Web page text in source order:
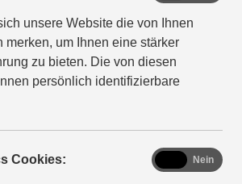
unsere Website die von Ihnen
um Ihnen eine stärker
zu bieten. Die von diesen
persönlich identifizierbare
Cookies: analyticsNein